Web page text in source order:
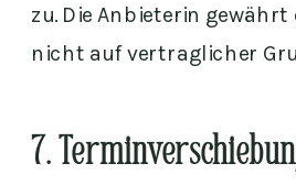
zu. Die Anbieterin
nicht auf vertraglicher
7.